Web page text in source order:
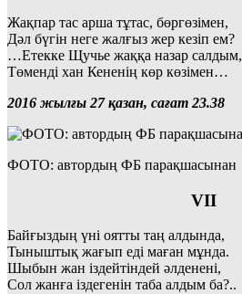
Жақпар тас арша тұтас, бөргөзімен,
Дәл бүгін неге жалғыз жер кезіп ем?
…Етекке Щучье жаққа назар салдым,
Төменді хан Кененің көр көзімен…
2016 жылғы 27 қазан, сағат 23.38
ФОТО: автордың ФБ парақшасынан
VІІ
Байғыздың үні оятты таң алдында,
Тыныштық жағып еді маған мұнда.
Шыбын жан іздейтіндей әлденені,
Сол жанға іздегенін таба алдым ба?..